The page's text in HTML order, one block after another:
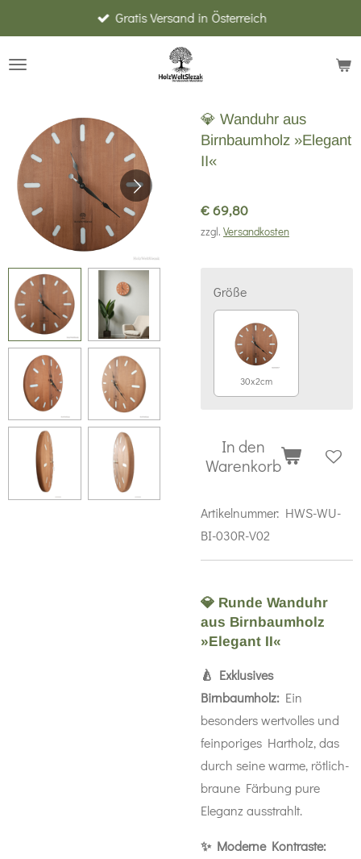
Hauptinhalt
springen
Gratis Versand in Österreich
💎 Wanduhr aus
Birnbaumholz »Elegant
II«
€ 69,80
zzgl. Versandkosten
Größe
30x2cm
In den
Warenkorb
Artikelnummer: HWS-WU-
BI-030R-V02
💎 Runde Wanduhr
aus Birnbaumholz
»Elegant II«
🍐 Exklusives
Birnbaumholz: Ein
besonders wertvolles und
feinporiges Hartholz, das
durch seine warme, rötlich-
braune Färbung pure
Eleganz ausstrahlt.
✨ Moderne Kontraste: